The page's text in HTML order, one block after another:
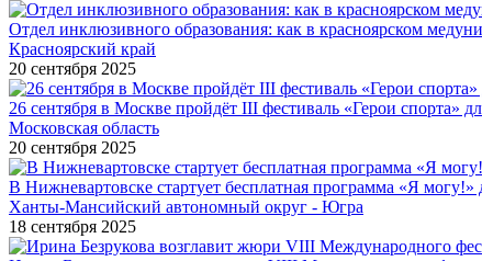
Отдел инклюзивного образования: как в красноярском
Красноярский край
20 сентября 2025
26 сентября в Москве пройдёт III фестиваль «Герои спорта»
Московская область
20 сентября 2025
В Нижневартовске стартует бесплатная программа «Я
Ханты-Мансийский автономный округ - Югра
18 сентября 2025